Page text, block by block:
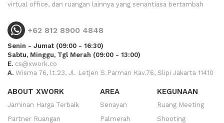
virtual office, dan ruangan lainnya yang senantiasa bertambah
+62 812 8900 4848
Senin - Jumat (09:00 - 16:30)
Sabtu, Minggu, Tgl Merah (09:00 - 13:00)
E. cs@xwork.co
A. Wisma 76, lt.23, Jl. Letjen S.Parman Kav.76, Slipi Jakarta 11410
ABOUT XWORK
Jaminan Harga Terbaik
Partner Ruangan
AREA
Senayan
Palmerah
KEGUNAAN
Ruang Meeting
Shooting